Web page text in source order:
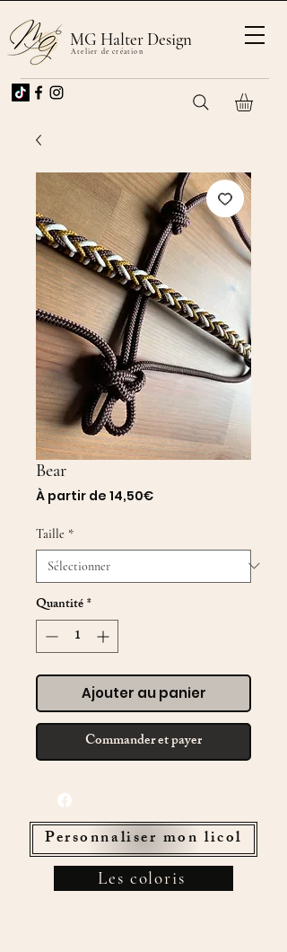
MG Halter Design
Atelier de création
Bear
À partir de 14,50€Prix
Taille *
Quantité*
Ajouter au panier
Commander et payer
Personnaliser mon licol
Les coloris